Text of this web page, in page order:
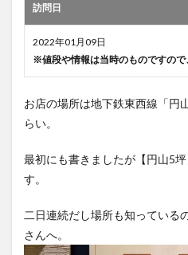
訪問日
2022年01月09日
※値段や情報は当時のものですので
お店の場所は地下鉄東西線「円
らい。
最初にも書きましたが【円山5
す。
二日連続だし場所も知っている
さんへ。